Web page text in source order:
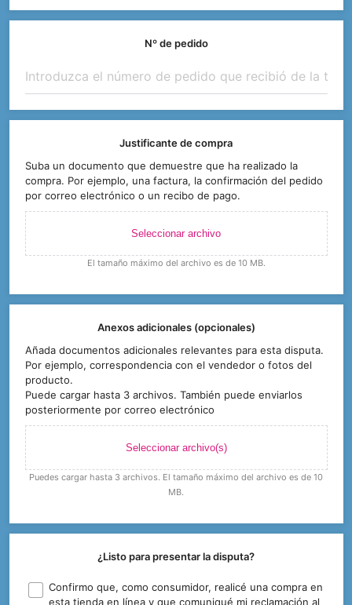
Nº de pedido
Justificante de compra
Suba un documento que demuestre que ha realizado la
compra. Por ejemplo, una factura, la confirmación del pedido
por correo electrónico o un recibo de pago.
Seleccionar archivo
El tamaño máximo del archivo es de 10 MB.
Anexos adicionales (opcionales)
Añada documentos adicionales relevantes para esta disputa.
Por ejemplo, correspondencia con el vendedor o fotos del
producto.
Puede cargar hasta 3 archivos. También puede enviarlos
posteriormente por correo electrónico
Seleccionar archivo(s)
Puedes cargar hasta 3 archivos. El tamaño máximo del archivo es de 10
MB.
¿Listo para presentar la disputa?
Confirmo que, como consumidor, realicé una compra en
esta tienda en línea y que comuniqué mi reclamación al